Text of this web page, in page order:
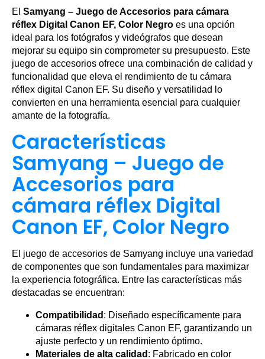
El Samyang – Juego de Accesorios para cámara
réflex Digital Canon EF, Color Negro es una opción
ideal para los fotógrafos y videógrafos que desean
mejorar su equipo sin comprometer su presupuesto. Este
juego de accesorios ofrece una combinación de calidad y
funcionalidad que eleva el rendimiento de tu cámara
réflex digital Canon EF. Su diseño y versatilidad lo
convierten en una herramienta esencial para cualquier
amante de la fotografía.
Características
Samyang – Juego de
Accesorios para
cámara réflex Digital
Canon EF, Color Negro
El juego de accesorios de Samyang incluye una variedad
de componentes que son fundamentales para maximizar
la experiencia fotográfica. Entre las características más
destacadas se encuentran:
Compatibilidad : Diseñado específicamente para
cámaras réflex digitales Canon EF, garantizando un
ajuste perfecto y un rendimiento óptimo.
Materiales de alta calidad : Fabricado en color